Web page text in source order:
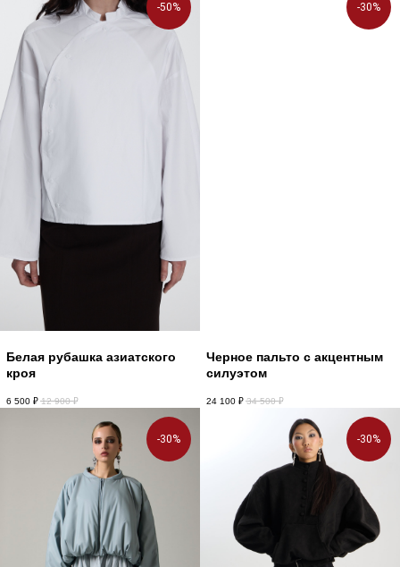
-50%
Белая рубашка азиатского
кроя
6 500 ₽ 12 900 ₽
-30%
Черное пальто с акцентным
силуэтом
24 100 ₽ 34 500 ₽
-30% -30%